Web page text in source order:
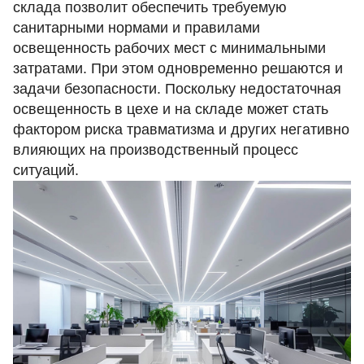
склада позволит обеспечить требуемую
санитарными нормами и правилами
освещенность рабочих мест с минимальными
затратами. При этом одновременно решаются и
задачи безопасности. Поскольку недостаточная
освещенность в цехе и на складе может стать
фактором риска травматизма и других негативно
влияющих на производственный процесс
ситуаций.